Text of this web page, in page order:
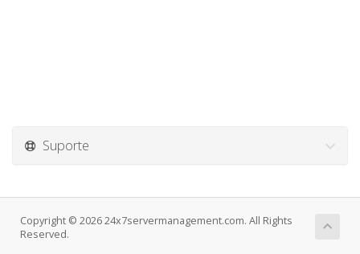
Suporte
Copyright © 2026 24x7servermanagement.com. All Rights
Reserved.